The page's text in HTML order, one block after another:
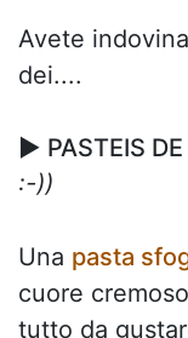
Avete
dei....
► PASTEIS
:-))
Una pasta
cuore
tutto da